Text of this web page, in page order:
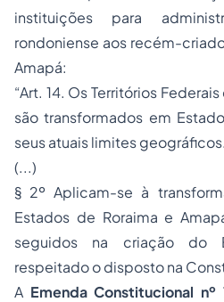
instituições para
rondoniense aos recém-
Amapá:
“Art. 14. Os Territórios
são transformados em
seus atuais limites geográficos.
(...)
§ 2º Aplicam-se à
Estados de Roraima e
seguidos na criação do
respeitado o disposto na
A Emenda Constitucional